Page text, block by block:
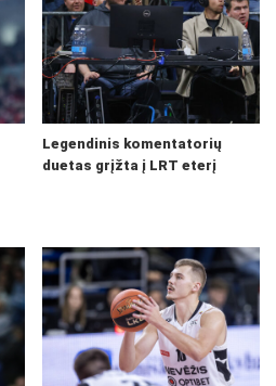
Legendinis komentatorių
duetas grįžta į LRT eterį